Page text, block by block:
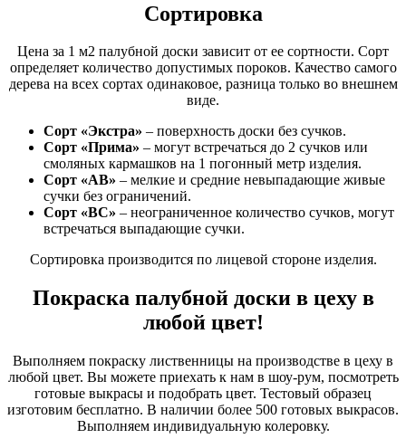
Сортировка
Цена за 1 м2 палубной доски зависит от ее сортности. Сорт
определяет количество допустимых пороков. Качество самого
дерева на всех сортах одинаковое, разница только во внешнем
виде.
Сорт «Экстра» – поверхность доски без сучков.
Сорт «Прима» – могут встречаться до 2 сучков или
смоляных кармашков на 1 погонный метр изделия.
Сорт «АВ» – мелкие и средние невыпадающие живые
сучки без ограничений.
Сорт «ВС» – неограниченное количество сучков, могут
встречаться выпадающие сучки.
Сортировка производится по лицевой стороне изделия.
Покраска палубной доски в цеху в
любой цвет!
Выполняем покраску лиственницы на производстве в цеху в
любой цвет. Вы можете приехать к нам в шоу-рум, посмотреть
готовые выкрасы и подобрать цвет. Тестовый образец
изготовим бесплатно. В наличии более 500 готовых выкрасов.
Выполняем индивидуальную колеровку.